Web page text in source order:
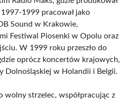
1999 pracował jako
Sound w Krakowie,
Festiwal Piosenki w Opolu oraz
W 1999 roku przeszło do
oprócz koncertów krajowych,
Dolnośląskiej w Holandii i Belgii.
wolny strzelec, współpracując z